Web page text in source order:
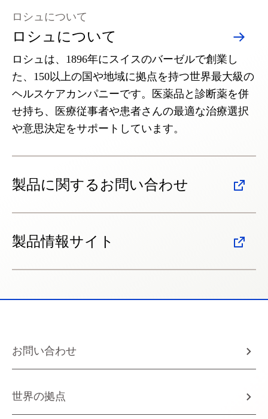
ロシュについて
ロシュについて
ロシュは、1896年にスイスのバーゼルで創業し
た、150以上の国や地域に拠点を持つ世界最大級の
ヘルスケアカンパニーです。医薬品と診断薬を併
せ持ち、医療従事者や患者さんの最適な治療選択
や意思決定をサポートしています。
製品に関するお問い合わせ
製品情報サイト
お問い合わせ
世界の拠点